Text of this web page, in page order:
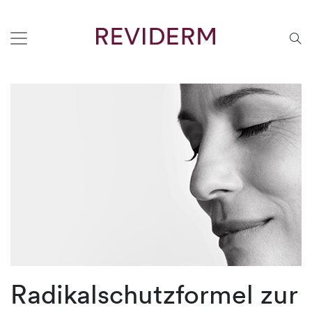
Radikalschutzformel zur